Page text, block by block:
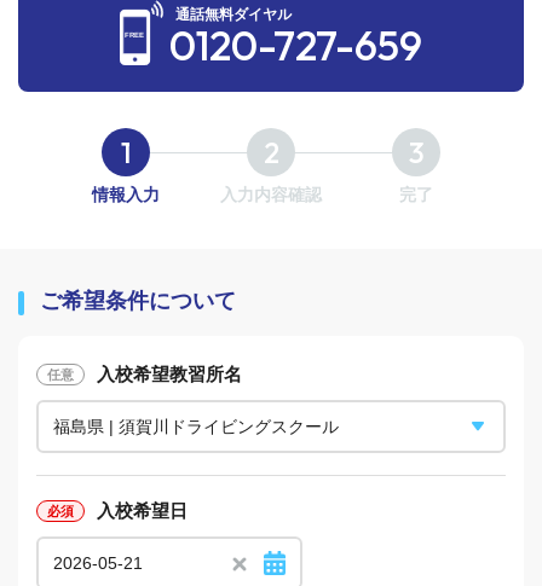
通話無料ダイヤル
0120-727-659
情報入力 入力内容確認 完了
ご希望条件について
入校希望教習所名
入校希望日